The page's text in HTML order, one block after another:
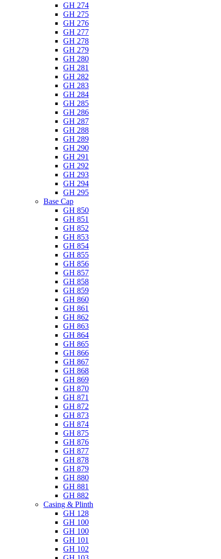
GH 274
GH 275
GH 276
GH 277
GH 278
GH 279
GH 280
GH 281
GH 282
GH 283
GH 284
GH 285
GH 286
GH 287
GH 288
GH 289
GH 290
GH 291
GH 292
GH 293
GH 294
GH 295
Base Cap
GH 850
GH 851
GH 852
GH 853
GH 854
GH 855
GH 856
GH 857
GH 858
GH 859
GH 860
GH 861
GH 862
GH 863
GH 864
GH 865
GH 866
GH 867
GH 868
GH 869
GH 870
GH 871
GH 872
GH 873
GH 874
GH 875
GH 876
GH 877
GH 878
GH 879
GH 880
GH 881
GH 882
Casing & Plinth
GH 128
GH 100
GH 100
GH 101
GH 102